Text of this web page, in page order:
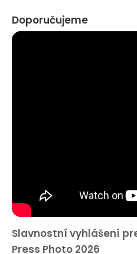
Doporučujeme
Slavnostní vyhlášení
Press Photo 2026